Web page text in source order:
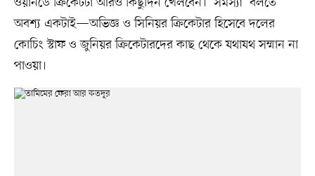
অবশ্য একটাই—অভিজ্ঞ ও সিনিয়র ক্রিকেটার হিসেবে দলের
কোচিং স্টাফ ও জুনিয়র ক্রিকেটারদের কাছ থেকে যথাযথ সম্মান না
পাওয়া।